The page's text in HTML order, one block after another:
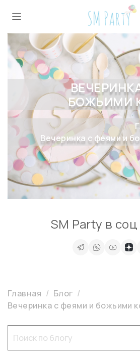
БОЖЬИМИ
Вечеринка с феями и
Главная
Блог
Вечеринка с феями и божьими
SM Party в